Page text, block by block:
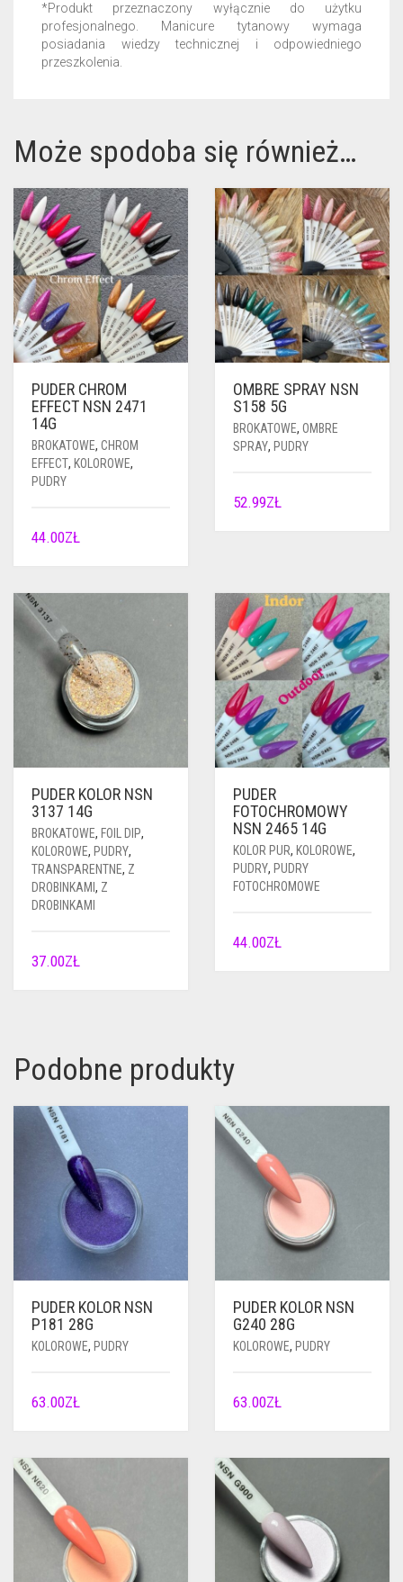
*Produkt przeznaczony wyłącznie do użytku
profesjonalnego. Manicure tytanowy wymaga
posiadania wiedzy technicznej i odpowiedniego
przeszkolenia.
Może spodoba się również…
PUDER CHROM
EFFECT NSN 2471
14G
BROKATOWE, CHROM
EFFECT, KOLOROWE,
PUDRY
44.00ZŁ
OMBRE SPRAY NSN
S158 5G
BROKATOWE, OMBRE
SPRAY, PUDRY
52.99ZŁ
PUDER KOLOR NSN
3137 14G
BROKATOWE, FOIL DIP,
KOLOROWE, PUDRY,
TRANSPARENTNE, Z
DROBINKAMI , Z
DROBINKAMI
37.00ZŁ
PUDER
FOTOCHROMOWY
NSN 2465 14G
KOLOR PUR, KOLOROWE,
PUDRY, PUDRY
FOTOCHROMOWE
44.00ZŁ
Podobne produkty
PUDER KOLOR NSN
P181 28G
KOLOROWE, PUDRY
63.00ZŁ
PUDER KOLOR NSN
G240 28G
KOLOROWE, PUDRY
63.00ZŁ